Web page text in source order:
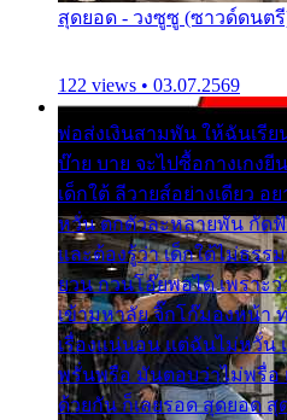
สุดยอด - วงซูซู (ซาวด์ดนต
122 views • 03.07.2569
พ่อส่งเงินสามพัน ให้ฉันเรี
บ๊าย บาย จะไปซื้อกางเกงยี
เด็กใต้ ลีวายส์อย่างเดียว อ
หวั่น ตกตัวละหลายพัน กัดฟั
และต้องรู้ว่า เด็กใต้ไม่ธรร
ยวน กวนโอ๊ยพอได้ เพราะ
เข้ามหาลัย จิ๊กโก๊มองหน้า
เรื่องแน่นอน แต่ฉันไม่หวั่น
พรั่นพรือ มันตอบว่าไม่พรื่อ
ด้วยกัน ก็เลยรอด สุดยอด